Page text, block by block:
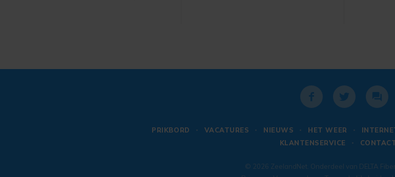
PRIKBORD VACATURES NIEUWS HET WEER
KLANTENSERVICE
© 2026 ZeelandNet . Onderdeel van DELTA